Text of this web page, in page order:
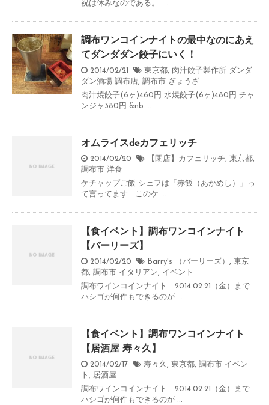
祝は休みなのである。 ...
調布ワンコインナイトの最中なのにあえ
てダンダダン餃子にいく！
2014/02/21 東京都, 肉汁餃子製作所 ダンダ
ダン酒場 調布店, 調布市
ぎょうざ
肉汁焼餃子(6ヶ)460円 水焼餃子(6ヶ)480円 チャ
ンジャ380円 &nb ...
オムライスdeカフェリッチ
2014/02/20 【閉店】カフェリッチ, 東京都,
調布市 洋食
ケチャップご飯 シェフは「赤飯（あかめし）」っ
て言ってます このケ ...
【食イベント】調布ワンコインナイト
【バーリーズ】
2014/02/20 Barry's （バーリーズ） , 東京
都, 調布市 イタリアン, イベント
調布ワインコインナイト 2014.02.21（金）まで
ハシゴが何件もできるのが ...
【食イベント】調布ワンコインナイト
【居酒屋 寿々久】
2014/02/17 寿々久 , 東京都, 調布市 イベン
ト , 居酒屋
調布ワインコインナイト 2014.02.21（金）まで
ハシゴが何件もできるのが ...